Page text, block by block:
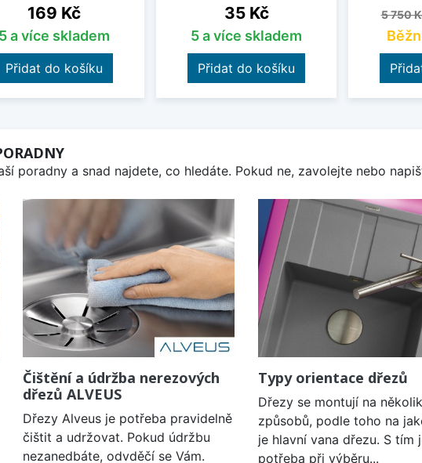
Cena
169 Kč
5 a více skladem
Přidat do košíku
Cena
35 Kč
5 a více skladem
Přidat do košíku
Běžná
5 750
poradny a snad najdete, co hledáte. Pokud ne, zavolejte nebo
Čištění a údržba nerezových
dřezů ALVEUS
Dřezy Alveus je potřeba pravidelně
čištit a udržovat. Pokud údržbu
nezanedbáte, odvděčí se Vám.
Typy orientace dřezů
Dřezy se montují na několik
způsobů, podle toho na
je hlavní vana dřezu. S tím
potřeba při výběru...